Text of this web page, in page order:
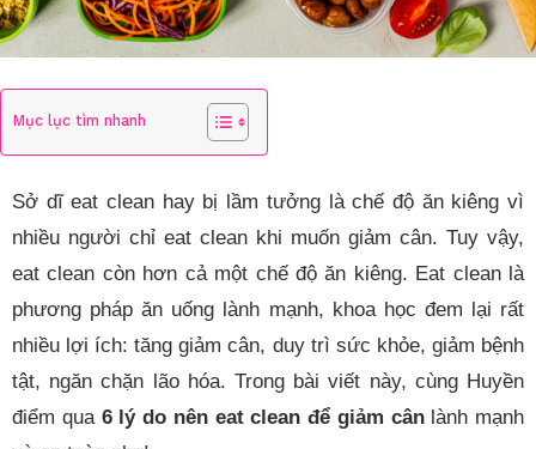
Mục lục tìm nhanh
Sở dĩ eat clean hay bị lầm tưởng là chế độ ăn kiêng vì
nhiều người chỉ eat clean khi muốn giảm cân. Tuy vậy,
eat clean còn hơn cả một chế độ ăn kiêng. Eat clean là
phương pháp ăn uống lành mạnh, khoa học đem lại rất
nhiều lợi ích: tăng giảm cân, duy trì sức khỏe, giảm bệnh
tật, ngăn chặn lão hóa. Trong bài viết này, cùng Huyền
điểm qua 6 lý do nên eat clean để giảm cânlành mạnh